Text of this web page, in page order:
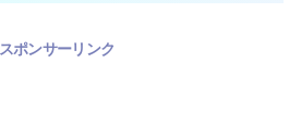
スポンサーリンク